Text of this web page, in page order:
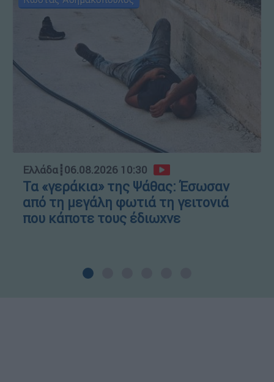
Ελλάδα┋06.08.2026 10:30
Τα «γεράκια» της Ψάθας: Έσωσαν
από τη μεγάλη φωτιά τη γειτονιά
που κάποτε τους έδιωχνε